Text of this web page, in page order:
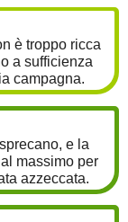
è troppo ricca
a sufficienza
campagna.
e la
massimo per
azzeccata.